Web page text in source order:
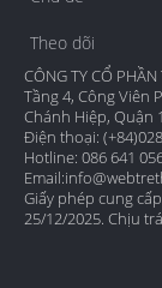
Theo dõi
CÔNG TY CỔ PHẦN
Tầng 4, Công Viên
Chánh Hiệp, Quận
Điện thoại:
Hotline: 086 641
Email:
Giấy phép cung
25/12/2025. Chịu